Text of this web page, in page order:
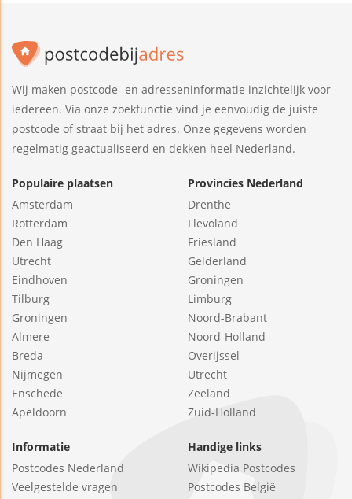
Wij maken postcode- en adresseninformatie inzichtelijk voor
iedereen. Via onze zoekfunctie vind je eenvoudig de juiste
postcode of straat bij het adres. Onze gegevens worden
regelmatig geactualiseerd en dekken heel Nederland.
Populaire plaatsen
Amsterdam
Rotterdam
Den Haag
Utrecht
Eindhoven
Tilburg
Groningen
Almere
Breda
Nijmegen
Enschede
Apeldoorn
Provincies Nederland
Drenthe
Flevoland
Friesland
Gelderland
Groningen
Limburg
Noord-Brabant
Noord-Holland
Overijssel
Utrecht
Zeeland
Zuid-Holland
Informatie
Postcodes Nederland
Veelgestelde vragen
Handige links
Wikipedia Postcodes
Postcodes België